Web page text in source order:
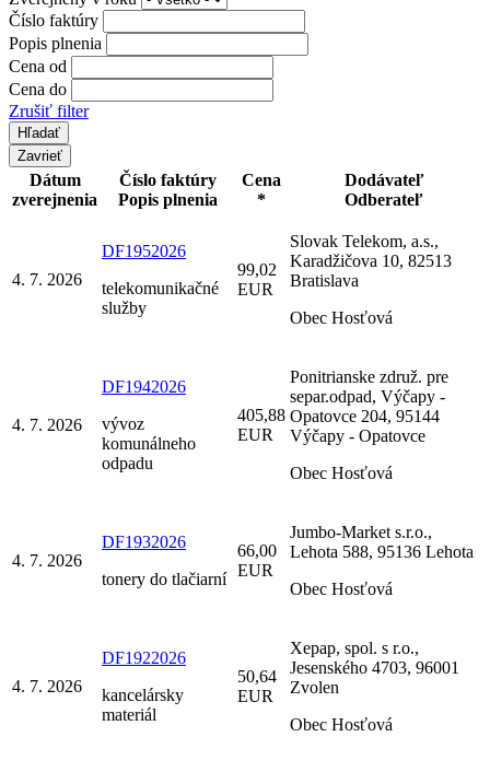
Číslo faktúry
Popis plnenia
Cena od
Cena do
Zrušiť filter
Zavrieť
Dátum
zverejnenia
Číslo faktúry
Popis plnenia
Cena
*
Dodávateľ
Odberateľ
4. 7. 2026
DF1952026
telekomunikačné
služby
99,02
EUR
Slovak Telekom, a.s.,
Karadžičova 10, 82513
Bratislava
Obec Hosťová
4. 7. 2026
DF1942026
vývoz
komunálneho
odpadu
405,88
EUR
Ponitrianske združ. pre
separ.odpad, Výčapy -
Opatovce 204, 95144
Výčapy - Opatovce
Obec Hosťová
4. 7. 2026
DF1932026
tonery do tlačiarní
66,00
EUR
Jumbo-Market s.r.o.,
Lehota 588, 95136 Lehota
Obec Hosťová
4. 7. 2026
DF1922026
kancelársky
materiál
50,64
EUR
Xepap, spol. s r.o.,
Jesenského 4703, 96001
Zvolen
Obec Hosťová